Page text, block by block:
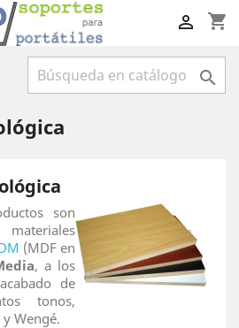
shopping_cart


son
(MDF en
, a los
de
tonos,
Wengé.